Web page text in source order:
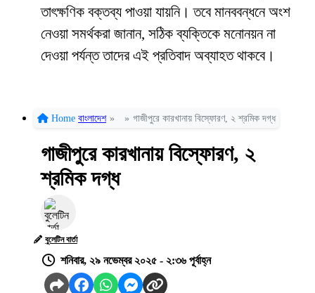
তাৎক্ষণিক বক্তব্য পাওয়া যায়নি। তবে মানববন্ধনে অংশ
নেওয়া সমর্থকরা জানান, সঠিক ব্যক্তিকে মনোনয়ন না
দেওয়া পর্যন্ত তাদের এই প্রতিবাদ অব্যাহত থাকবে।
Home বাংলাদেশ » » গাজীপুরে কারখানায় বিস্ফোরণ, ২ শ্রমিক দগ্ধ
গাজীপুরে কারখানায় বিস্ফোরণ, ২
শ্রমিক দগ্ধ
বুলেটিন বার্তা
শনিবার, ২৯ নভেম্বর ২০২৫ - ২:৩৬ পূর্বাহ্ন